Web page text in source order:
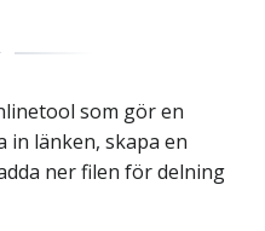
som gör en
in länken, skapa en
ner filen för delning